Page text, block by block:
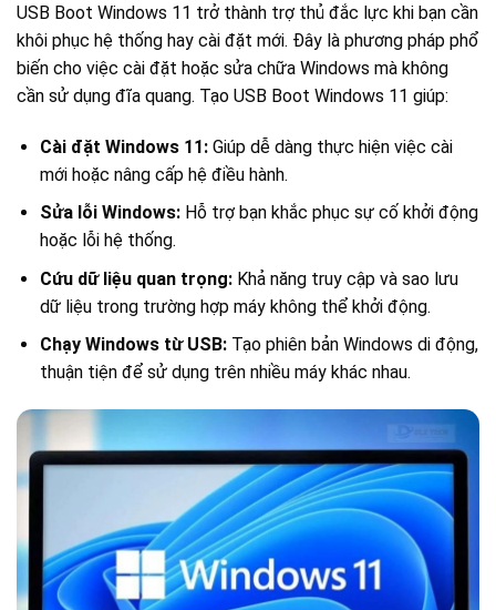
USB Boot Windows 11 trở thành trợ thủ đắc lực khi bạn cần
khôi phục hệ thống hay cài đặt mới. Đây là phương pháp phổ
biến cho việc cài đặt hoặc sửa chữa Windows mà không
cần sử dụng đĩa quang. Tạo USB Boot Windows 11 giúp:
Cài đặt Windows 11:Giúp dễ dàng thực hiện việc cài
mới hoặc nâng cấp hệ điều hành.
Sửa lỗi Windows:Hỗ trợ bạn khắc phục sự cố khởi động
hoặc lỗi hệ thống.
Cứu dữ liệu quan trọng:Khả năng truy cập và sao lưu
dữ liệu trong trường hợp máy không thể khởi động.
Chạy Windows từ USB:Tạo phiên bản Windows di động,
thuận tiện để sử dụng trên nhiều máy khác nhau.